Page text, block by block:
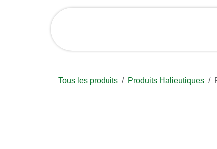
Se rendre au contenu
Tous les produits Produits Halieutiques